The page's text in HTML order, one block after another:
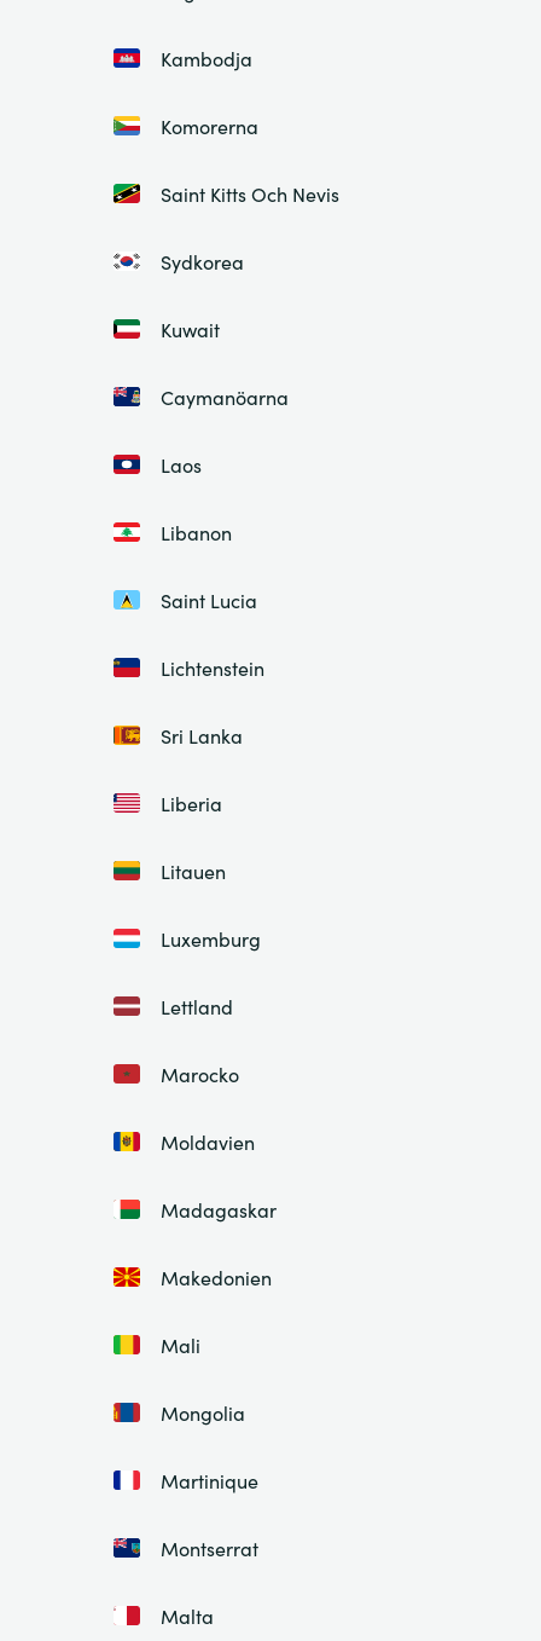
Kambodja
Komorerna
Saint Kitts Och Nevis
Sydkorea
Kuwait
Caymanöarna
Laos
Libanon
Saint Lucia
Lichtenstein
Sri Lanka
Liberia
Litauen
Luxemburg
Lettland
Marocko
Moldavien
Madagaskar
Makedonien
Mali
Mongolia
Martinique
Montserrat
Malta